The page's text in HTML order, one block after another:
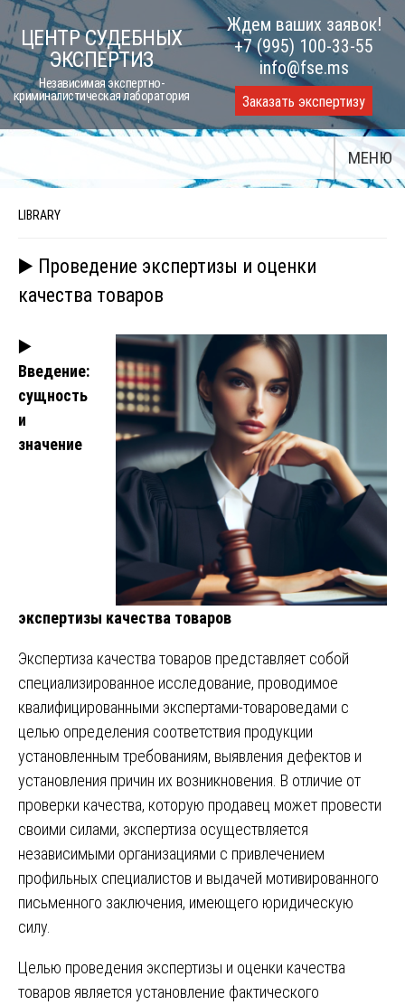
Skip
to
content
ЦЕНТР СУДЕБНЫХ
ЭКСПЕРТИЗ
Независимая экспертно-
криминалистическая лаборатория
Ждем ваших заявок!
+7 (995) 100-33-55
info@fse.ms
Заказать экспертизу
МЕНЮ
LIBRARY
▶️ Проведение экспертизы и оценки
качества товаров
▶️
Введение:
сущность
и
значение
экспертизы качества товаров
Экспертиза качества товаров представляет собой
специализированное исследование, проводимое
квалифицированными экспертами-товароведами с
целью определения соответствия продукции
установленным требованиям, выявления дефектов и
установления причин их возникновения. В отличие от
проверки качества, которую продавец может провести
своими силами, экспертиза осуществляется
независимыми организациями с привлечением
профильных специалистов и выдачей мотивированного
письменного заключения, имеющего юридическую
силу.
Целью проведения экспертизы и оценки качества
товаров является установление фактического